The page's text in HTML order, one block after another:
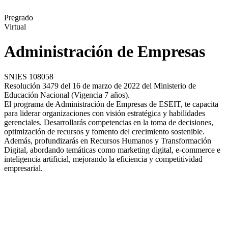
Pregrado
Virtual
Administración de Empresas
SNIES 108058
Resolución 3479 del 16 de marzo de 2022 del Ministerio de
Educación Nacional (Vigencia 7 años).
El programa de Administración de Empresas de ESEIT, te capacita
para liderar organizaciones con visión estratégica y habilidades
gerenciales. Desarrollarás competencias en la toma de decisiones,
optimización de recursos y fomento del crecimiento sostenible.
Además, profundizarás en Recursos Humanos y Transformación
Digital, abordando temáticas como marketing digital, e-commerce e
inteligencia artificial, mejorando la eficiencia y competitividad
empresarial.